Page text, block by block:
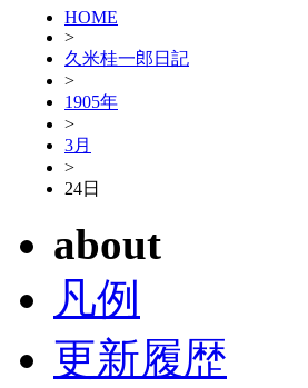
HOME
>
久米桂一郎日記
>
1905年
>
3月
>
24日
about
凡例
更新履歴